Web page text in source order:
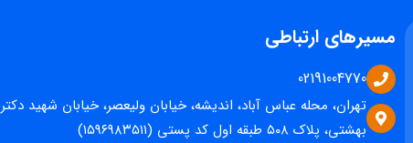
مسیرهای ارتباطی
02191004770
تهران، محله عباس آباد، اندیشه، خیابان ولیعصر، خیابان شهید دکتر
بهشتی، پلاک ۵۰۸ طبقه اول کد پستی (۱۵۹۶۹۸۳۵۱۱)